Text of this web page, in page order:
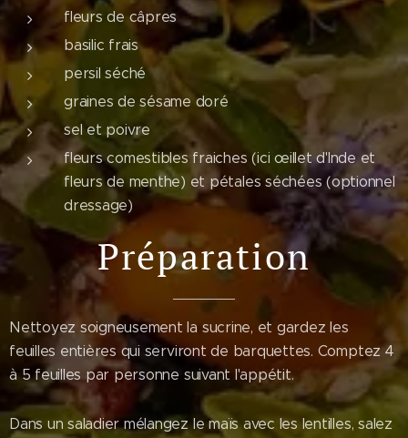
fleurs de câpres
basilic frais
persil séché
graines de sésame doré
sel et poivre
fleurs comestibles fraiches (ici œillet d'Inde et
fleurs de menthe) et pétales séchées (optionnel
dressage)
Préparation
Nettoyez soigneusement la sucrine, et gardez les
feuilles entières qui serviront de barquettes. Comptez 4
à 5 feuilles par personne suivant l'appétit.
Dans un saladier mélangez le maïs avec les lentilles, salez